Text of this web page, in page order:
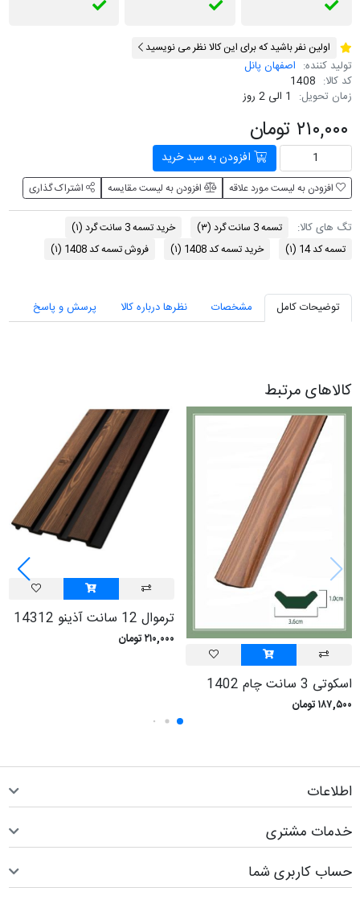
اولین نفر باشید که برای این کالا نظر می نویسید
تولید کننده: اصفهان پانل
کد کالا: 1408
زمان تحویل: 1 الی 2 روز
۲۱۰,۰۰۰ تومان
افزودن به سبد خرید
افزودن به لیست مورد علاقه افزودن به لیست مقایسه اشتراک گذاری
تگ های کالا: تسمه 3 سانت گرد (۳) خرید تسمه 3 سانت گرد
(۱)
تسمه کد 14
(۱) خرید تسمه کد 1408 (۱) فروش تسمه کد 1408 (۱)
توضیحات کامل مشخصات نظرها درباره کالا پرسش و پاسخ
کالاهای مرتبط
اسکوتی 3 سانت چام 1402
۱۸۷,۵۰۰ تومان
ترموال 12 سانت آذینو 14312
۲۱۰,۰۰۰ تومان
اطلاعات
خدمات مشتری
حساب کاربری شما